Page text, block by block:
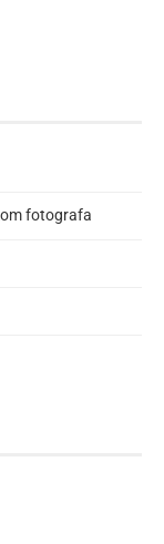
fotografa